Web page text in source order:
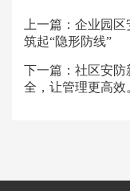
上一篇： 企业园区
筑起“隐形防线”
下一篇： 社区安防
全，让管理更高效